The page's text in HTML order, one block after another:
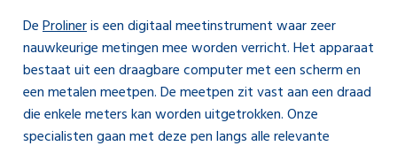
DeProlineris een digitaal meetinstrument waar zeer
nauwkeurige metingen mee worden verricht. Het apparaat
bestaat uit een draagbare computer met een scherm en
een metalen meetpen. De meetpen zit vast aan een draad
die enkele meters kan worden uitgetrokken. Onze
specialisten gaan met deze pen langs alle relevante